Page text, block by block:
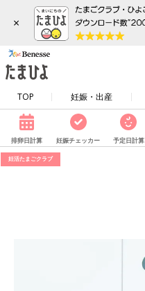
×
TOP 妊娠・出産
排卵日計算 妊娠チェッカー 予定日計算
妊活たまごクラブ